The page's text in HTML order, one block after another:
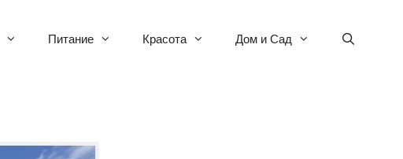
Питание Красота Дом и Сад